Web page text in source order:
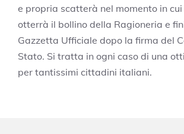
e propria scatterà nel momento in
otterrà il bollino della Ragioneria e
Gazzetta Ufficiale dopo la firma del
Stato. Si tratta in ogni caso di una
per tantissimi cittadini italiani.